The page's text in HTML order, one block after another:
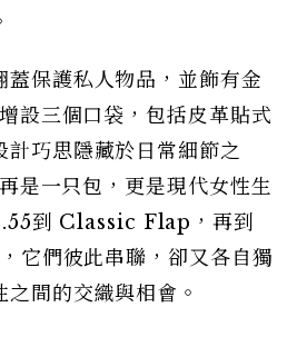
蓋保護私人物品，並飾有金
設三個口袋，包括皮革貼式
巧思隱藏於日常細節之
一只包，更是現代女性生
到 Classic Flap，再到
它們彼此串聯，卻又各自獨
間的交織與相會。